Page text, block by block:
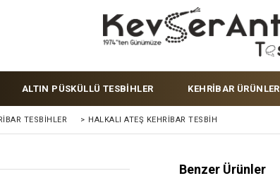
ALTIN PÜSKÜLLÜ TESBİHLER KEHRİBAR ÜRÜNLER
TESBİHLER > HALKALI ATEŞ KEHRIBAR TESBIH
Benzer Ürünler